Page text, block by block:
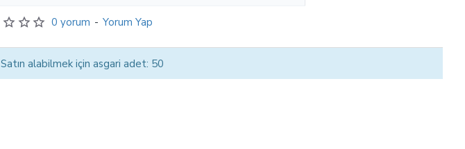
0 yorum - Yorum Yap
Satın alabilmek için asgari adet: 50